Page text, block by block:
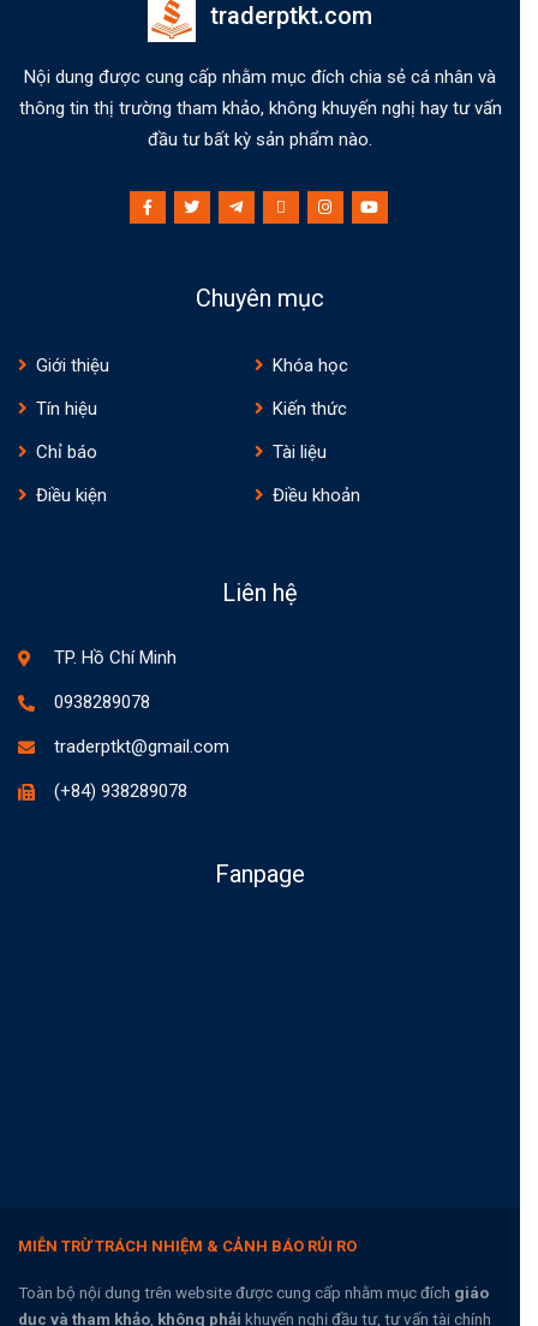
traderptkt.com
Nội dung được cung cấp nhằm mục đích chia sẻ cá nhân và
thông tin thị trường tham khảo, không khuyến nghị hay tư vấn
đầu tư bất kỳ sản phẩm nào.
Chuyên mục
Giới thiệu
Khóa học
Tín hiệu
Kiến thức
Chỉ báo
Tài liệu
Điều kiện
Điều khoản
Liên hệ
TP. Hồ Chí Minh
0938289078
traderptkt@gmail.com
(+84) 938289078
Fanpage
MIỄN TRỪ TRÁCH NHIỆM & CẢNH BÁO RỦI RO
Toàn bộ nội dung trên website được cung cấp nhằm mục đích giáo
dục và tham khảo, không phải khuyến nghị đầu tư, tư vấn tài chính